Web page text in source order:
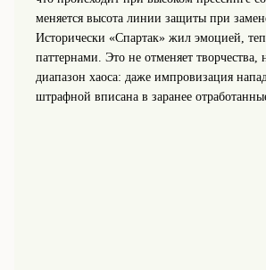
меняется высота линии защиты при
Исторически «Спартак» жил эмоцией,
паттернами. Это не отменяет творчества,
диапазон хаоса: даже импровизация
штрафной вписана в заранее